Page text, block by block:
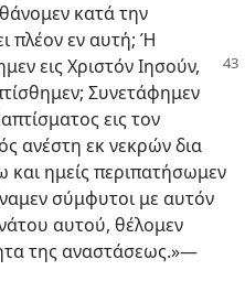
κατά την
πλέον εν αυτή; Ή
εις Χριστόν Ιησούν,
Συνετάφημεν
εις τον
ανέστη εκ νεκρών δια
ημείς περιπατήσωμεν
σύμφυτοι με αυτόν
αυτού, θέλομεν
της αναστάσεως.»—